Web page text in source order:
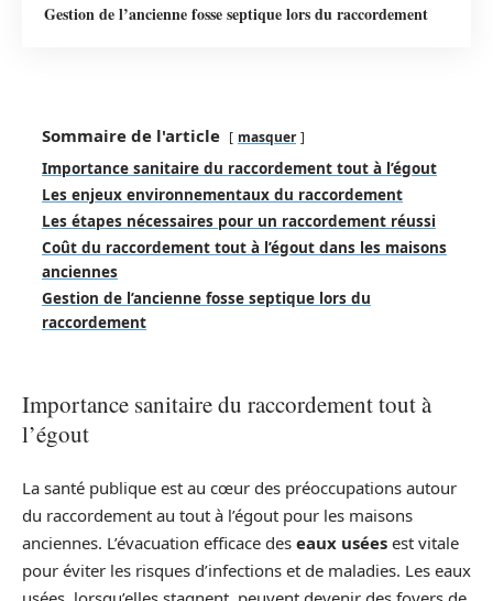
Gestion de l’ancienne fosse septique lors du raccordement
Sommaire de l'article masquer
Importance sanitaire du raccordement tout à l’égout
Les enjeux environnementaux du raccordement
Les étapes nécessaires pour un raccordement réussi
Coût du raccordement tout à l’égout dans les maisons
anciennes
Gestion de l’ancienne fosse septique lors du
raccordement
Importance sanitaire du raccordement tout à
l’égout
La santé publique est au cœur des préoccupations autour
du raccordement au tout à l’égout pour les maisons
anciennes. L’évacuation efficace des eaux usées est vitale
pour éviter les risques d’infections et de maladies. Les eaux